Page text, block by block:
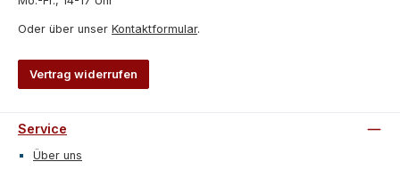
Oder über unser Kontaktformular.
Vertrag widerrufen
Service
Über uns